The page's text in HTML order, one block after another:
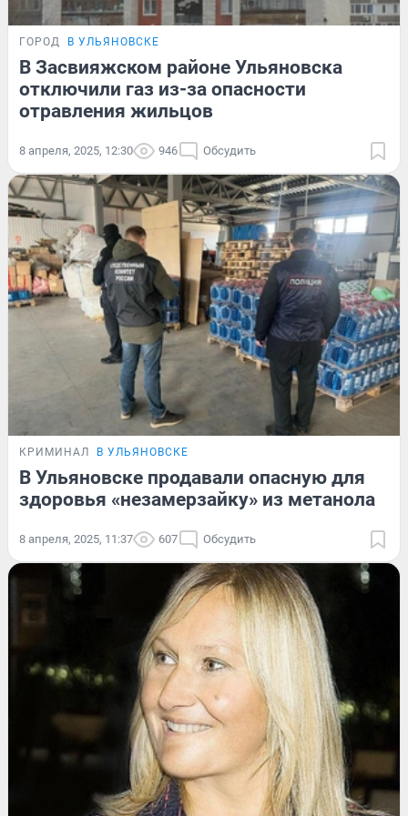
ГОРОД В УЛЬЯНОВСКЕ
В Засвияжском районе Ульяновска
отключили газ из-за опасности
отравления жильцов
8 апреля, 2025, 12:30 946 Обсудить
КРИМИНАЛ В УЛЬЯНОВСКЕ
В Ульяновске продавали опасную для
здоровья «незамерзайку» из метанола
8 апреля, 2025, 11:37 607 Обсудить